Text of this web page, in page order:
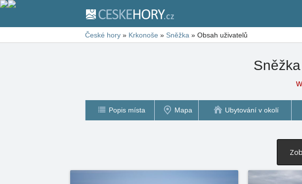
České hory » Krkonoše » Sněžka » Obsah uživatelů
Popis místa Mapa Ubytování v okolí